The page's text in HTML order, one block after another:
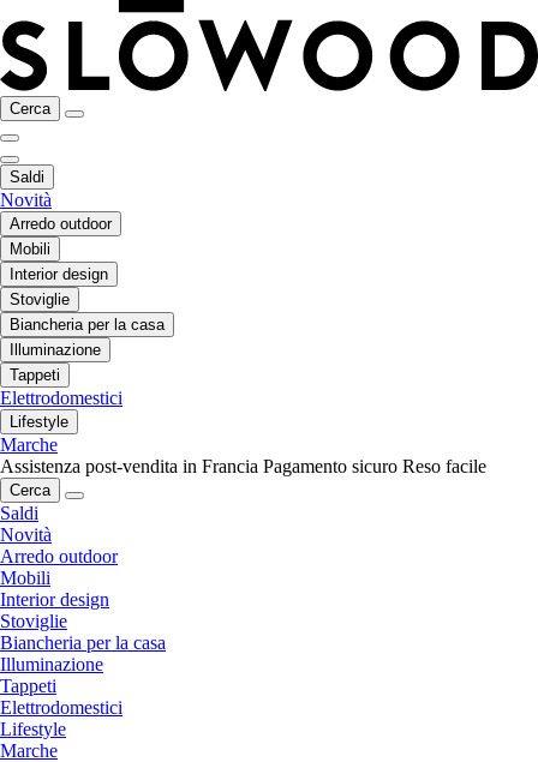
Cerca
Saldi
Novità
Arredo outdoor
Mobili
Interior design
Stoviglie
Biancheria per la casa
Illuminazione
Tappeti
Elettrodomestici
Lifestyle
Marche
Assistenza post-vendita in Francia Pagamento sicuro Reso facile
Cerca
Saldi
Novità
Arredo outdoor
Mobili
Interior design
Stoviglie
Biancheria per la casa
Illuminazione
Tappeti
Elettrodomestici
Lifestyle
Marche